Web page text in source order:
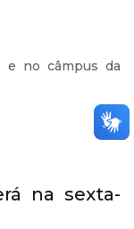
e no câmpus da
na sexta-